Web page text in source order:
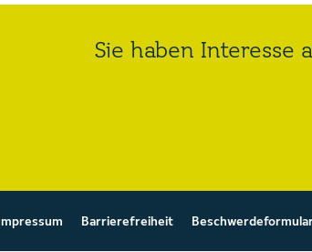
Sie haben Interesse
Impressum Barrierefreiheit